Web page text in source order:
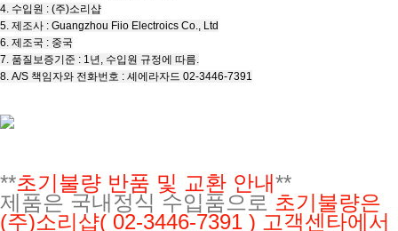
4. 수입원 : (주)소리샵
5. 제조사 : Guangzhou Fiio Electroics Co., Ltd
6. 제조국 : 중국
7. 품질보증기준 : 1년, 수입원 규정에 따름.
8. A/S 책임자와 전화번호 : 셰에라자드 02-3446-7391
**초기불량 반품 및 교환 안내**
제품은 국내정식 수입품으로 초기불량은
(주)소리샵( 02-3446-7391 ) 고객센타에서